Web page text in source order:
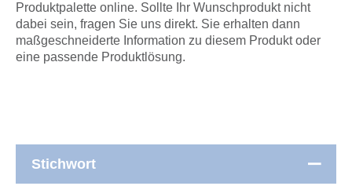
Produktpalette online. Sollte Ihr Wunschprodukt nicht
dabei sein, fragen Sie uns direkt. Sie erhalten dann
maßgeschneiderte Information zu diesem Produkt oder
eine passende Produktlösung.
Stichwort